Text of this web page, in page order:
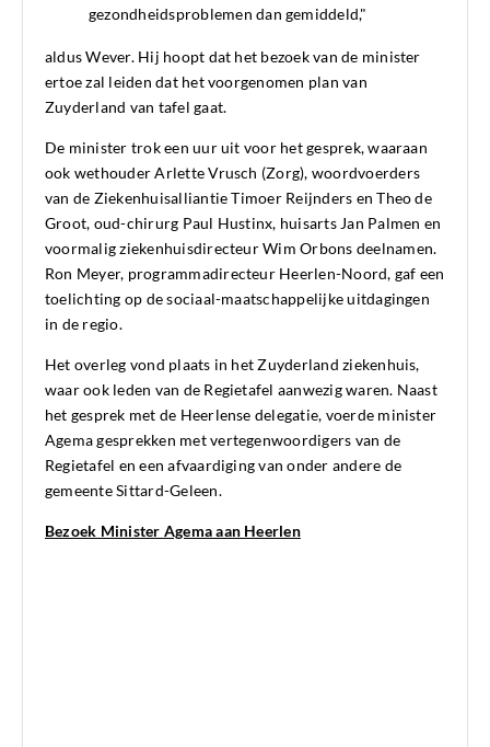
gezondheidsproblemen dan gemiddeld,"
aldus Wever. Hij hoopt dat het bezoek van de minister
ertoe zal leiden dat het voorgenomen plan van
Zuyderland van tafel gaat.
De minister trok een uur uit voor het gesprek, waaraan
ook wethouder Arlette Vrusch (Zorg), woordvoerders
van de Ziekenhuisalliantie Timoer Reijnders en Theo de
Groot, oud-chirurg Paul Hustinx, huisarts Jan Palmen en
voormalig ziekenhuisdirecteur Wim Orbons deelnamen.
Ron Meyer, programmadirecteur Heerlen-Noord, gaf een
toelichting op de sociaal-maatschappelijke uitdagingen
in de regio.
Het overleg vond plaats in het Zuyderland ziekenhuis,
waar ook leden van de Regietafel aanwezig waren. Naast
het gesprek met de Heerlense delegatie, voerde minister
Agema gesprekken met vertegenwoordigers van de
Regietafel en een afvaardiging van onder andere de
gemeente Sittard-Geleen.
Bezoek Minister Agema aan Heerlen